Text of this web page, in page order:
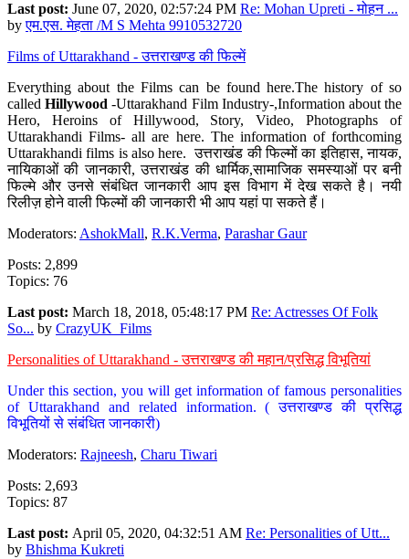
Last post: June 07, 2020, 02:57:24 PM Re: Mohan Upreti - मोहन ...
byएम.एस. मेहता /M S Mehta 9910532720
Films of Uttarakhand - उत्तराखण्ड की फिल्में
Everything about the Films can be found here.The history of so
calledHillywood-Uttarakhand Film Industry-,Information about the
Hero, Heroins of Hillywood, Story, Video, Photographs of
Uttarakhandi Films- all are here. The information of forthcoming
Uttarakhandi films is also here. उत्तराखंड की फिल्मों का इतिहास, नायक,
नायिकाओं की जानकारी, उत्तराखंड की धार्मिक,सामाजिक समस्याओं पर बनी
फिल्मे और उनसे संबंधित जानकारी आप इस विभाग में देख सकते है। नयी
रिलीज़ होने वाली फिल्मों की जानकारी भी आप यहां पा सकते हैं।
Moderators: AshokMall, R.K.Verma, Parashar Gaur
Posts: 2,899
Topics: 76
Last post: March 18, 2018, 05:48:17 PM Re: Actresses Of Folk
So... by CrazyUK_Films
Personalities of Uttarakhand - उत्तराखण्ड की महान/प्रसिद्ध विभूतियां
Under this section, you will get information of famous personalities
of Uttarakhand and related information. ( उत्तराखण्ड की प्रसिद्ध
विभूतियों से संबंधित जानकारी)
Moderators: Rajneesh, Charu Tiwari
Posts: 2,693
Topics: 87
Last post: April 05, 2020, 04:32:51 AM Re: Personalities of Utt...
by Bhishma Kukreti